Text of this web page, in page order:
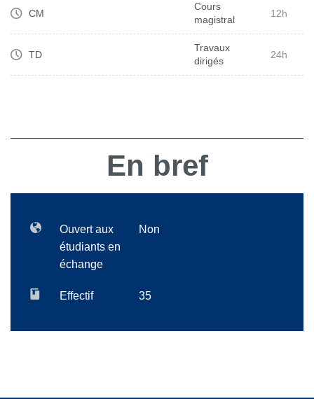
CM
Cours
magistral
12h
TD
Travaux
dirigés
24h
En bref
Ouvert aux
étudiants en
échange
Non
Effectif 35